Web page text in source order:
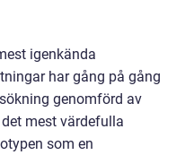
igenkända
har gång på gång
genomförd av
mest värdefulla
som en